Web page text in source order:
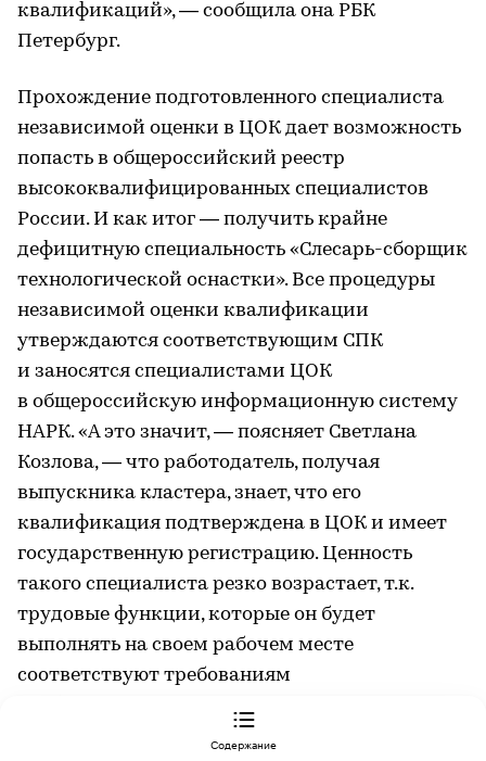
квалификаций», — сообщила она РБК
Петербург.
Прохождение подготовленного специалиста
независимой оценки в ЦОК дает возможность
попасть в общероссийский реестр
высококвалифицированных специалистов
России. И как итог — получить крайне
дефицитную специальность «Слесарь-сборщик
технологической оснастки». Все процедуры
независимой оценки квалификации
утверждаются соответствующим СПК
и заносятся специалистами ЦОК
в общероссийскую информационную систему
НАРК. «А это значит, — поясняет Светлана
Козлова, — что работодатель, получая
выпускника кластера, знает, что его
квалификация подтверждена в ЦОК и имеет
государственную регистрацию. Ценность
такого специалиста резко возрастает, т.к.
трудовые функции, которые он будет
выполнять на своем рабочем месте
соответствуют требованиям
Содержание